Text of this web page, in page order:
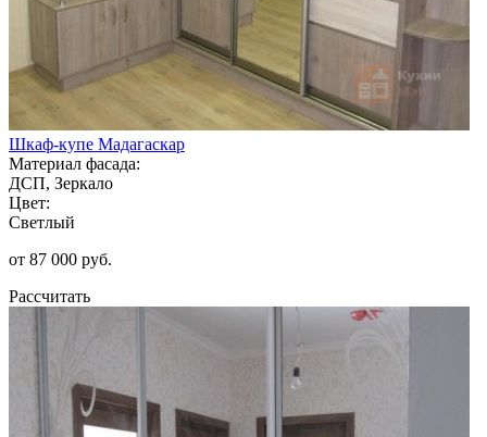
Шкаф-купе Мадагаскар
Материал фасада:
ДСП, Зеркало
Цвет:
Светлый
от 87 000 руб.
Рассчитать